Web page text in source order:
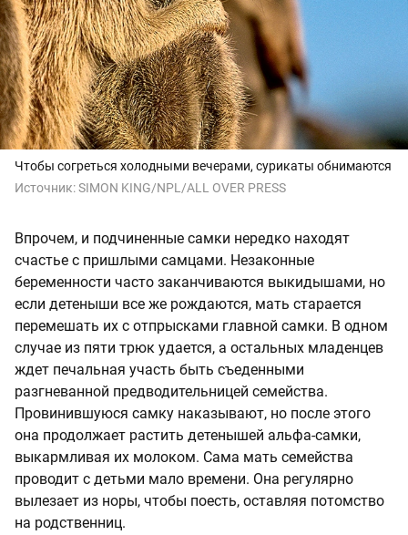
Чтобы согреться холодными вечерами, сурикаты обнимаются
Источник:SIMON KING/NPL/ALL OVER PRESS
Впрочем, и подчиненные самки нередко находят
счастье с пришлыми самцами. Незаконные
беременности часто заканчиваются выкидышами, но
если детеныши все же рождаются, мать старается
перемешать их с отпрысками главной самки. В одном
случае из пяти трюк удается, а остальных младенцев
ждет печальная участь быть съеденными
разгневанной предводительницей семейства.
Провинившуюся самку наказывают, но после этого
она продолжает растить детенышей альфа-самки,
выкармливая их молоком. Сама мать семейства
проводит с детьми мало времени. Она регулярно
вылезает из норы, чтобы поесть, оставляя потомство
на родственниц.